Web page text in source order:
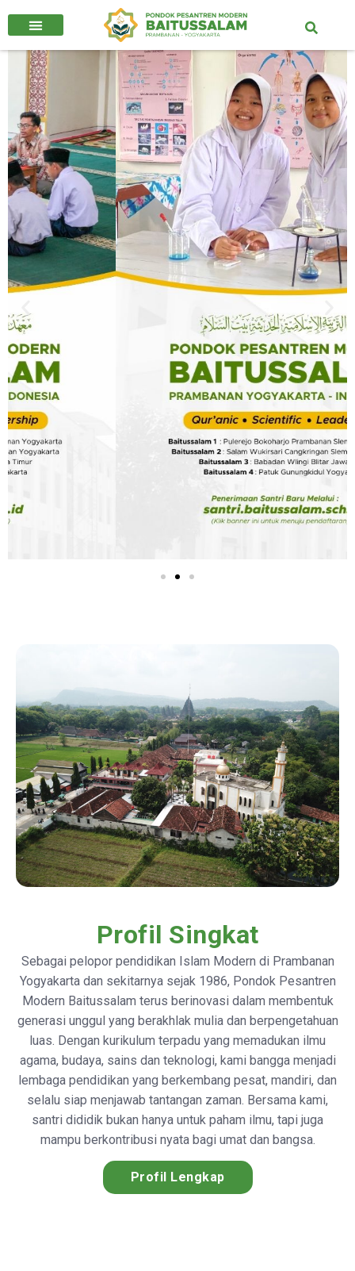
Profil Singkat
Sebagai pelopor pendidikan Islam Modern di Prambanan
Yogyakarta dan sekitarnya sejak 1986, Pondok Pesantren
Modern Baitussalam terus berinovasi dalam membentuk
generasi unggul yang berakhlak mulia dan berpengetahuan
luas. Dengan kurikulum terpadu yang memadukan ilmu
agama, budaya, sains dan teknologi, kami bangga menjadi
lembaga pendidikan yang berkembang pesat, mandiri, dan
selalu siap menjawab tantangan zaman. Bersama kami,
santri dididik bukan hanya untuk paham ilmu, tapi juga
mampu berkontribusi nyata bagi umat dan bangsa.
Profil Lengkap